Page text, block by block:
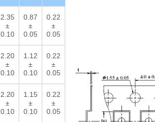
2.35
±
0.10
0.87
±
0.05
0.22
±
0.05
2.20
±
0.10
1.12
±
0.10
0.22
±
0.05
2.20
±
0.10
1.15
±
0.10
0.22
±
0.05